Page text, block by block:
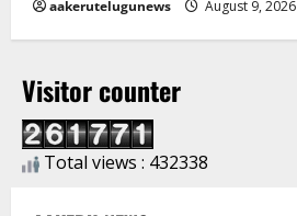
aakerutelugunews August 9, 2026
Visitor counter
Total views : 432338